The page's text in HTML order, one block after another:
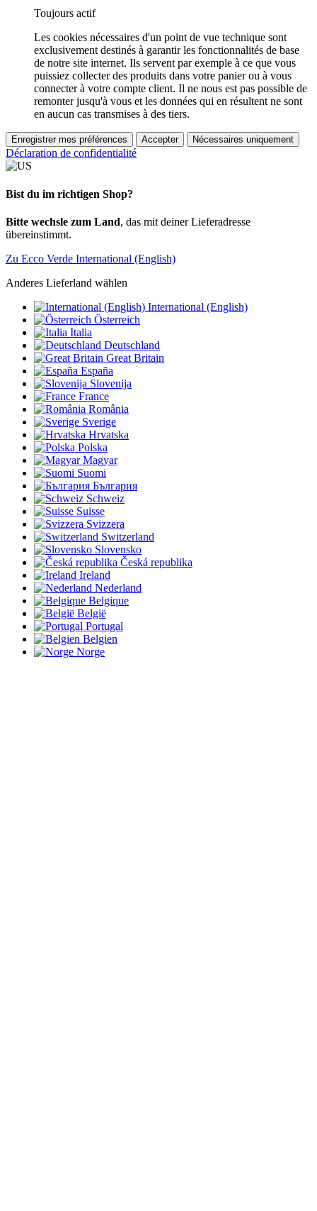
Toujours actif
Les cookies nécessaires d'un point de vue technique sont
exclusivement destinés à garantir les fonctionnalités de base
de notre site internet. Ils servent par exemple à ce que vous
puissiez collecter des produits dans votre panier ou à vous
connecter à votre compte client. Il ne nous est pas possible de
remonter jusqu'à vous et les données qui en résultent ne sont
en aucun cas transmises à des tiers.
Enregistrer mes préférences Accepter Nécessaires uniquement
Déclaration de confidentialité
Bist du im richtigen Shop?
Bitte wechsle zum Land, das mit deiner Lieferadresse
übereinstimmt.
Zu Ecco Verde International (English)
Anderes Lieferland wählen
International (English)
Österreich
Italia
Deutschland
Great Britain
España
Slovenija
France
România
Sverige
Hrvatska
Polska
Magyar
Suomi
България
Schweiz
Suisse
Svizzera
Switzerland
Slovensko
Česká republika
Ireland
Nederland
Belgique
België
Portugal
Belgien
Norge